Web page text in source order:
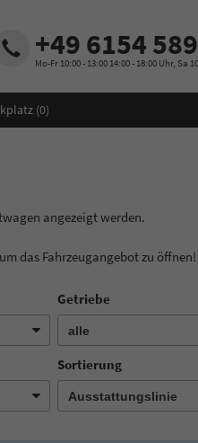
+49 6154
Mo-Fr 10:00 - 13:00 14:00 - 18:00 Uhr, Sa
(0)
aus! Im
angezeigt werden.
das Fahrzeugangebot zu öffnen!
Getriebe
Sortierung